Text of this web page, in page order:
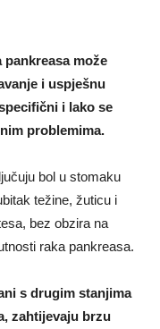
pankreasa može
i uspješnu
i lako se
problemima.
bol u stomaku
težine, žuticu i
bez obzira na
raka pankreasa.
s drugim stanjima
zahtijevaju brzu